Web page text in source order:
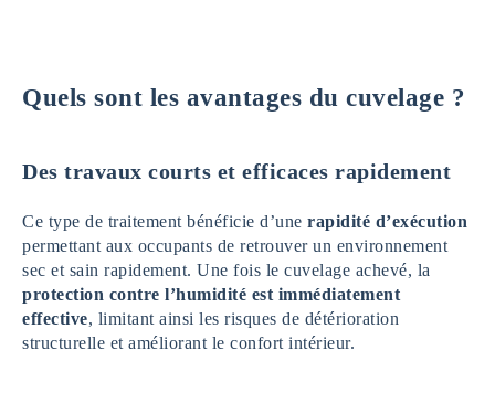
Quels sont les avantages du cuvelage ?
Des travaux courts et efficaces rapidement
Ce type de traitement bénéficie d’une rapidité d’exécution
permettant aux occupants de retrouver un environnement
sec et sain rapidement. Une fois le cuvelage achevé, la
protection contre l’humidité est immédiatement
effective, limitant ainsi les risques de détérioration
structurelle et améliorant le confort intérieur.